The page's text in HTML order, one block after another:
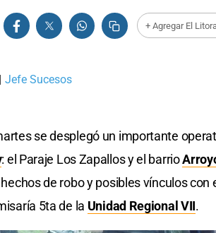
+ Agregar El
Jefe Sucesos
se desplegó un importante
: el Paraje Los Zapallos y el barrio
de robo y posibles vínculos
5ta de la Unidad Regional VII.